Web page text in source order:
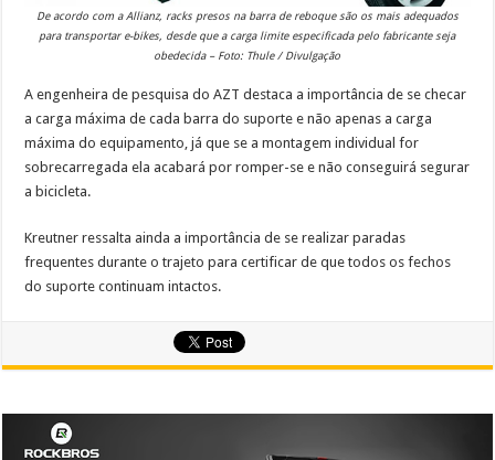
De acordo com a Allianz, racks presos na barra de reboque são os mais adequados
para transportar e-bikes, desde que a carga limite especificada pelo fabricante seja
obedecida – Foto: Thule / Divulgação
A engenheira de pesquisa do AZT destaca a importância de se checar
a carga máxima de cada barra do suporte e não apenas a carga
máxima do equipamento, já que se a montagem individual for
sobrecarregada ela acabará por romper-se e não conseguirá segurar
a bicicleta.
Kreutner ressalta ainda a importância de se realizar paradas
frequentes durante o trajeto para certificar de que todos os fechos
do suporte continuam intactos.